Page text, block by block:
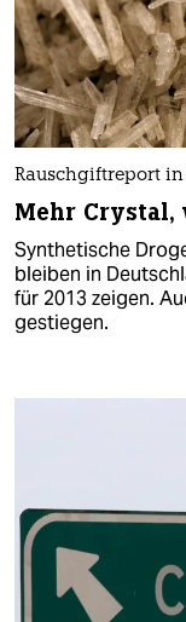
Rauschgiftreport
Mehr
Synthetische
bleiben in
für 2013 zeigen.
gestiegen.